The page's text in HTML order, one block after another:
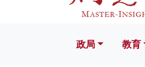
政局 教育